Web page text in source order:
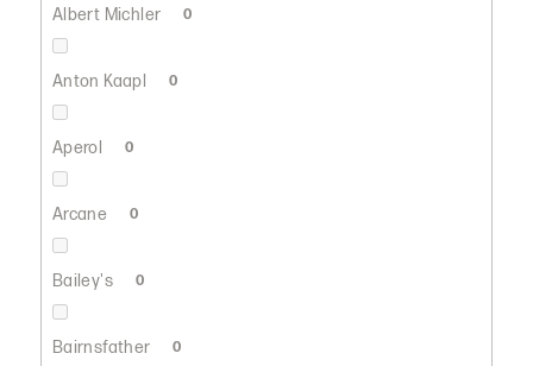
Albert Michler 0
Anton Kaapl 0
Aperol 0
Arcane 0
Bailey's 0
Bairnsfather 0